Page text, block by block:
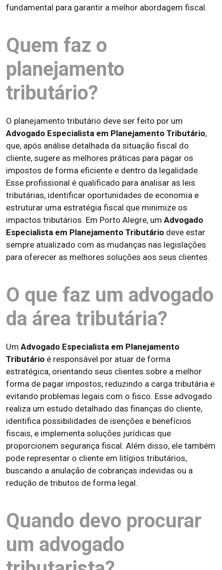
fundamental para garantir a melhor abordagem fiscal.
Quem faz o
planejamento
tributário?
O planejamento tributário deve ser feito por um
Advogado Especialista em Planejamento Tributário,
que, após análise detalhada da situação fiscal do
cliente, sugere as melhores práticas para pagar os
impostos de forma eficiente e dentro da legalidade.
Esse profissional é qualificado para analisar as leis
tributárias, identificar oportunidades de economia e
estruturar uma estratégia fiscal que minimize os
impactos tributários. Em Porto Alegre, um Advogado
Especialista em Planejamento Tributário deve estar
sempre atualizado com as mudanças nas legislações
para oferecer as melhores soluções aos seus clientes.
O que faz um advogado
da área tributária?
Um Advogado Especialista em Planejamento
Tributário é responsável por atuar de forma
estratégica, orientando seus clientes sobre a melhor
forma de pagar impostos, reduzindo a carga tributária e
evitando problemas legais com o fisco. Esse advogado
realiza um estudo detalhado das finanças do cliente,
identifica possibilidades de isenções e benefícios
fiscais, e implementa soluções jurídicas que
proporcionem segurança fiscal. Além disso, ele também
pode representar o cliente em litígios tributários,
buscando a anulação de cobranças indevidas ou a
redução de tributos de forma legal.
Quando devo procurar
um advogado